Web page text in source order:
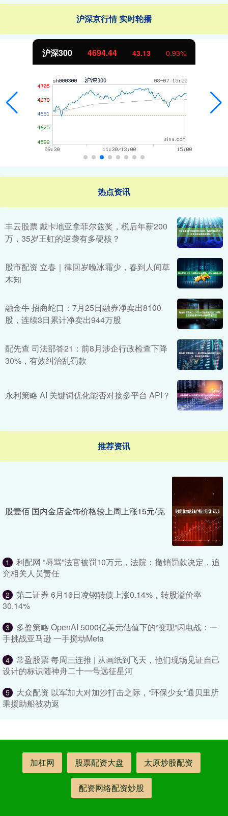
沪深京行情 实时轮播
北证50 1134.24 11.37 1.01%
热点资讯
丰云股票 戴卡地亚拿菲尔兹奖，税后年薪200
万，35岁王虹的逆袭有多硬核？
股市配资 立春｜律回岁晚冰霜少，春到人间草
木知
融金牛 招商蛇口：7月25日融券净卖出8100
股，连续3日累计净卖出944万股
配先查 司法部答21：前8月涉企行政检查下降
30%，有效纠治乱罚款
永利策略 AI 关键词优化能否对接多平台 API？
推荐资讯
股壹佰 国内金店金饰价格较上周上涨15元/克
1
利配网 “辱骂”法官被罚10万元，法院：撤销罚款决定，追
究相关人员责任
2
第二证券 6月16日凌钢转债上涨0.14%，转股溢价率
30.14%
3
多盈策略 OpenAI 5000亿美元估值下的“变现”闪电战：一
手挑战亚马逊 一手搅动Meta
4
常盈股票 每周三连推 | 从画纸到飞天，他们现场见证自己
设计的标识随神舟二十一号远征星河
5
大众配资 以军加大对加沙打击之际，“环保少女”通贝里所
乘援助船被劝返
加杠网 股票配资大盘 太原炒股配资
配资网络配资炒股